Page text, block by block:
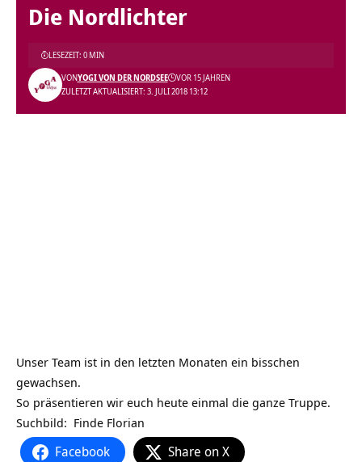
Die Nordlichter
ZULETZT AKTUALISIERT: 3. JULI 2018 13:12
VONYOGI VON DER NORDSEE VOR 15 JAHREN
LESEZEIT: 0 MIN
Unser Team ist in den letzten Monaten ein bisschen
gewachsen.
So präsentieren wir euch heute einmal die ganze Truppe.
Suchbild: Finde Florian
Facebook Share on X